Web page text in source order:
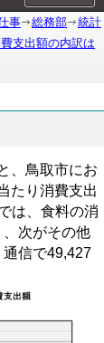
事 総務部
統計
支出額の内訳は
、鳥取市にお
たり消費支出
は、食料の消
、次がその他
通信で49,427